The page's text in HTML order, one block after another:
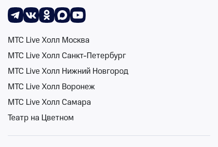
СпектаклиКонцертыДетямКлассика
Фестивали в Республике Хакасия
0 событий
События на карте
Сортировка Площадка 1 фильтр
МТС Live Холл Москва
МТС Live Холл Санкт-Петербург
МТС Live Холл Нижний Новгород
МТС Live Холл Воронеж
МТС Live Холл Самара
Театр на Цветном